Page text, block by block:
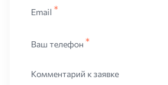
Email
Ваш телефон
Комментарий к заявке